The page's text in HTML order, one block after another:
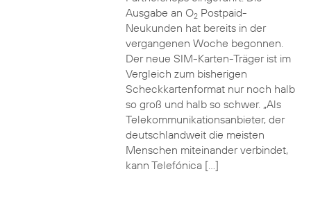
Ausgabe an O2Postpaid-
Neukunden hat bereits in der
vergangenen Woche begonnen.
Der neue SIM-Karten-Träger ist im
Vergleich zum bisherigen
Scheckkartenformat nur noch halb
so groß und halb so schwer. „Als
Telekommunikationsanbieter, der
deutschlandweit die meisten
Menschen miteinander verbindet,
kann Telefónica […]